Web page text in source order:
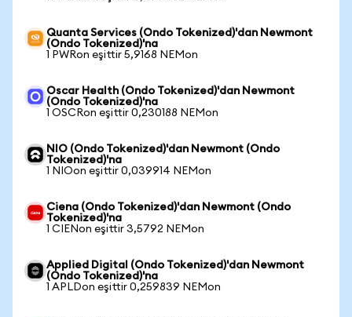
Quanta Services (Ondo Tokenized)'dan Newmont
(Ondo Tokenized)'na
1 PWRon eşittir 5,9168 NEMon
Oscar Health (Ondo Tokenized)'dan Newmont
(Ondo Tokenized)'na
1 OSCRon eşittir 0,230188 NEMon
NIO (Ondo Tokenized)'dan Newmont (Ondo
Tokenized)'na
1 NIOon eşittir 0,039914 NEMon
Ciena (Ondo Tokenized)'dan Newmont (Ondo
Tokenized)'na
1 CIENon eşittir 3,5792 NEMon
Applied Digital (Ondo Tokenized)'dan Newmont
(Ondo Tokenized)'na
1 APLDon eşittir 0,259839 NEMon